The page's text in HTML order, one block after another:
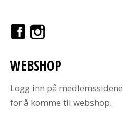
WEBSHOP
Logg inn på medlemssidene
for å komme til webshop.